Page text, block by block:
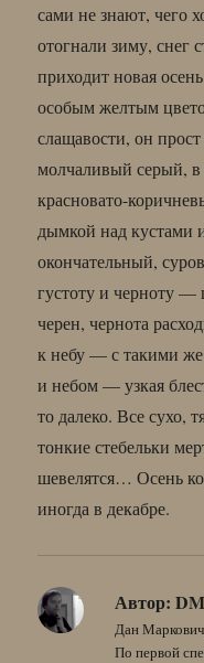
сами не знают, чего
отогнали зиму, снег
приходит новая
особым желтым
слащавости, он
молчаливый серый,
красновато-
дымкой над кустами
окончательный,
густоту и черноту —
черен, чернота
к небу — с такими
и небом — узкая
то далеко. Все сухо,
тонкие стебельки
шевелятся… Осень
иногда в декабре.
Автор: DM
Дан
По первой